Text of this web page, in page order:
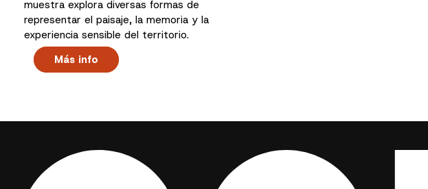
muestra explora diversas formas de
representar el paisaje, la memoria y la
experiencia sensible del territorio.
Más info